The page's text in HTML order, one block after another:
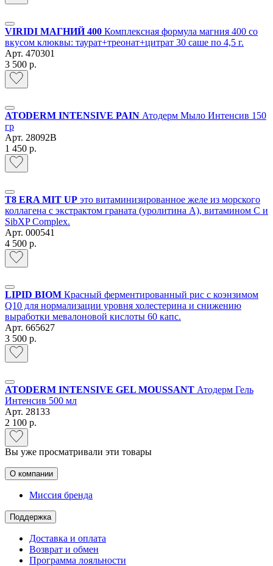
VIRIDI МАГНИЙ 400 Комплексная формула магния 400 со
вкусом клюквы: таурат+треонат+цитрат 30 саше по 4,5 г.
Арт. 470301
3 500 р.
ATODERM INTENSIVE PAIN Атодерм Мыло Интенсив 150
гр
Арт. 28092B
1 450 р.
Т8 ERA MIT UP это витаминизированное желе из морского
коллагена с экстрактом граната (уролитина А), витамином С и
SibXP Complex.
Арт. 000541
4 500 р.
LIPID BIOM Красный ферментированный рис c коэнзимом
Q10 для нормализации уровня холестерина и снижению
выработки мевалоновой кислоты 60 капс.
Арт. 665627
3 500 р.
ATODERM INTENSIVE GEL MOUSSANT Атодерм Гель
Интенсив 500 мл
Арт. 28133
2 100 р.
Вы уже просматривали эти товары
О компании
Миссия бренда
Поддержка
Доставка и оплата
Возврат и обмен
Программа лояльности